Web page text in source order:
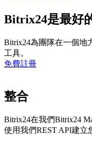
Bitrix24是最好
Bitrix24為團隊在一個地
工具。
免費註冊
整合
Bitrix24在我們Bitrix24
使用我們REST API建立